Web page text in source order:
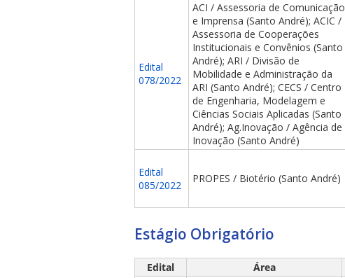
Edital
078/2022
ACI / Assessoria de Comunicação
e Imprensa (Santo André); ACIC /
Assessoria de Cooperações
Institucionais e Convênios (Santo
André); ARI / Divisão de
Mobilidade e Administração da
ARI (Santo André); CECS / Centro
de Engenharia, Modelagem e
Ciências Sociais Aplicadas (Santo
André); Ag.Inovação / Agência de
Inovação (Santo André)
Edital
085/2022
PROPES / Biotério (Santo André)
Estágio Obrigatório
Edital Área